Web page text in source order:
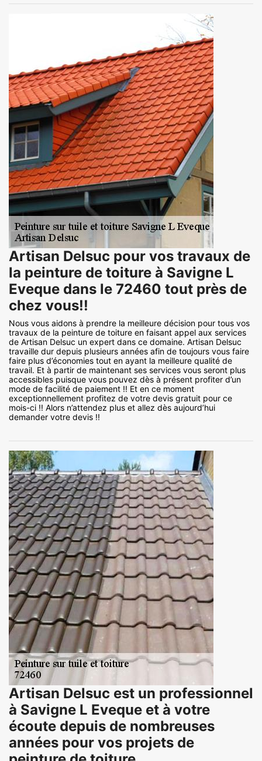
Artisan Delsuc pour vos travaux de
la peinture de toiture à Savigne L
Eveque dans le 72460 tout près de
chez vous!!
Nous vous aidons à prendre la meilleure décision pour tous vos
travaux de la peinture de toiture en faisant appel aux services
de Artisan Delsuc un expert dans ce domaine. Artisan Delsuc
travaille dur depuis plusieurs années afin de toujours vous faire
faire plus d’économies tout en ayant la meilleure qualité de
travail. Et à partir de maintenant ses services vous seront plus
accessibles puisque vous pouvez dès à présent profiter d’un
mode de facilité de paiement !! Et en ce moment
exceptionnellement profitez de votre devis gratuit pour ce
mois-ci !! Alors n’attendez plus et allez dès aujourd’hui
demander votre devis !!
Artisan Delsuc est un professionnel
à Savigne L Eveque et à votre
écoute depuis de nombreuses
années pour vos projets de